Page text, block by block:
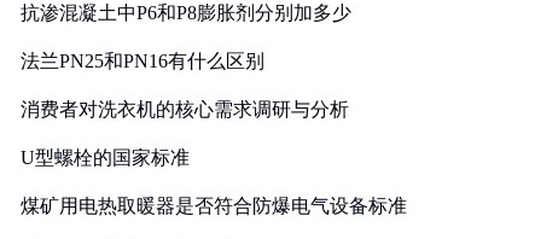
抗渗混凝土中P6和P8膨胀剂分别加多少
法兰PN25和PN16有什么区别
消费者对洗衣机的核心需求调研与分析
U型螺栓的国家标准
煤矿用电热取暖器是否符合防爆电气设备标准